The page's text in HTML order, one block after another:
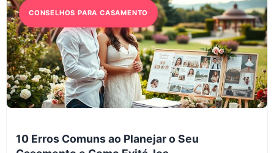
CONSELHOS PARA CASAMENTO
10 Erros Comuns ao Planejar o Seu